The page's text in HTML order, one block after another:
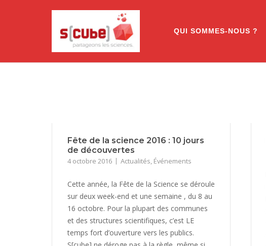
QUI SOMMES-NOUS ?
Fête de la science 2016 : 10 jours
de découvertes
4 octobre 2016 Actualités, Événements
Cette année, la Fête de la Science se déroule
sur deux week-end et une semaine , du 8 au
16 octobre. Pour la plupart des communes
et des structures scientifiques, c’est LE
temps fort d’ouverture vers les publics.